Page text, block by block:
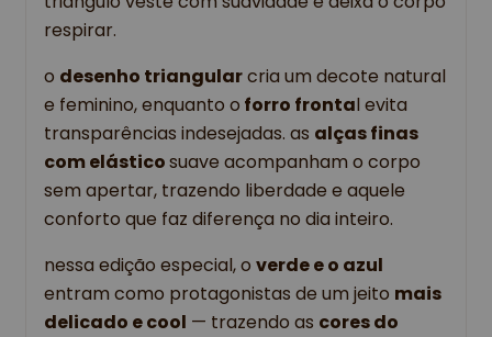
respirar.
o desenho triangular cria um decote natural
e feminino, enquanto o forro frontal evita
transparências indesejadas. as alças finas
com elástico suave acompanham o corpo
sem apertar, trazendo liberdade e aquele
conforto que faz diferença no dia inteiro.
nessa edição especial, o
entram como protagonistas de um jeito mais
delicado e cool — trazendo as cores do